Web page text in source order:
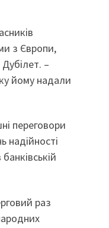
з Європи,
–
йому надали
переговори
надійності
раз